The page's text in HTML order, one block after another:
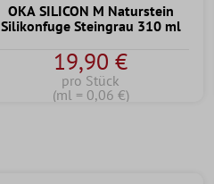
OKA SILICON M Naturstein
Silikonfuge Steingrau 310 ml
19,90 €
pro Stück
(ml = 0,06 €)